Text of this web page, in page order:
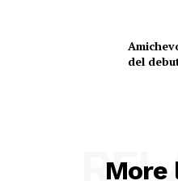
del
More